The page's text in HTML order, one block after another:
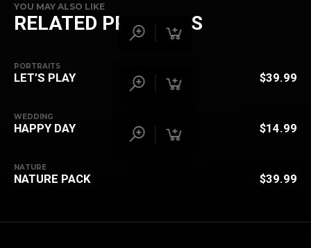
YOU MAY ALSO LIKE
RELATED PRODUCTS
PORTRAITS
LET’S PLAY $39.99
WEDDING
HAPPY DAY $14.99
NATURE
NATURE PACK $39.99